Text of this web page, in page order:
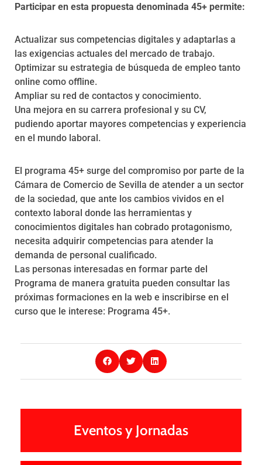
Participar en esta propuesta denominada 45+ permite:
Actualizar sus competencias digitales y adaptarlas a
las exigencias actuales del mercado de trabajo.
Optimizar su estrategia de búsqueda de empleo tanto
online como offline.
Ampliar su red de contactos y conocimiento.
Una mejora en su carrera profesional y su CV,
pudiendo aportar mayores competencias y experiencia
en el mundo laboral.
El programa 45+ surge del compromiso por parte de la
Cámara de Comercio de Sevilla de atender a un sector
de la sociedad, que ante los cambios vividos en el
contexto laboral donde las herramientas y
conocimientos digitales han cobrado protagonismo,
necesita adquirir competencias para atender la
demanda de personal cualificado.
Las personas interesadas en formar parte del
Programa de manera gratuita pueden consultar las
próximas formaciones en la web e inscribirse en el
curso que le interese: Programa 45+.
Eventos y Jornadas